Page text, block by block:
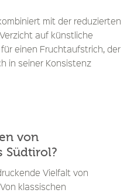
mit der reduzierten
auf künstliche
einen Fruchtaufstrich, der
in seiner Konsistenz
von
Südtirol?
Vielfalt von
klassischen